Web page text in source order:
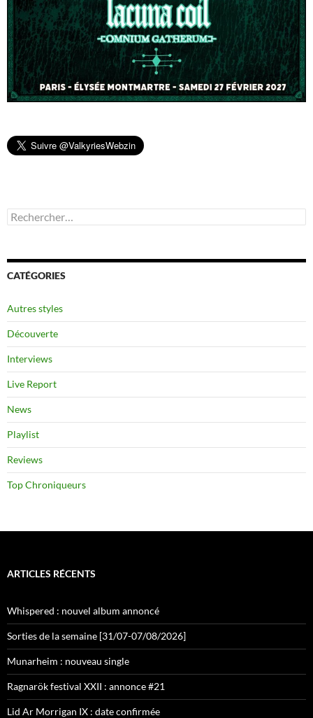
Rechercher :
CATÉGORIES
Autres styles
Découverte
Interviews
Live Report
News
Playlist
Reviews
Top Chroniqueurs
ARTICLES RÉCENTS
Whispered : nouvel album annoncé
Sorties de la semaine [31/07-07/08/2026]
Munarheim : nouveau single
Ragnarök festival XXII : annonce #21
Lid Ar Morrigan IX : date confirmée